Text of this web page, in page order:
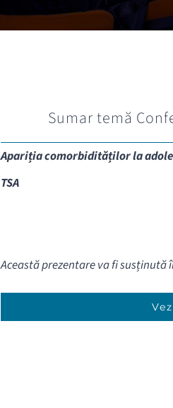
Sumar temă
Apariția comorbidităților la
TSA
Această prezentare va fi susținută